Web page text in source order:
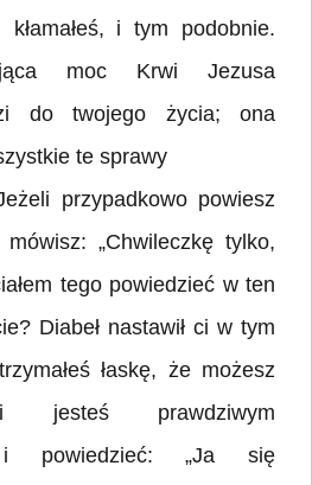
kłamałeś, i tym podobnie.
moc Krwi Jezusa
do twojego życia; ona
te sprawy
przypadkowo powiesz
„Chwileczkę tylko,
tego powiedzieć w ten
Diabeł nastawił ci w tym
łaskę, że możesz
jesteś prawdziwym
i powiedzieć: „Ja się